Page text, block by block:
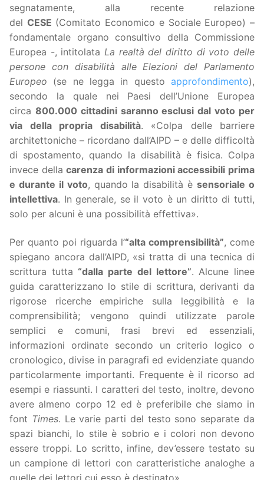
segnatamente, alla recente relazione
del CESE (Comitato Economico e Sociale Europeo) –
fondamentale organo consultivo della Commissione
Europea -, intitolata La realtà del diritto di voto delle
persone con disabilità alle Elezioni del Parlamento
Europeo (se ne legga in questo approfondimento),
secondo la quale nei Paesi dell’Unione Europea
circa 800.000 cittadini saranno esclusi dal voto per
via della propria disabilità. «Colpa delle barriere
architettoniche – ricordano dall’AIPD – e delle difficoltà
di spostamento, quando la disabilità è fisica. Colpa
invece dellacarenza di informazioni accessibili prima
e durante il voto, quando la disabilità èsensoriale o
intellettiva. In generale, se il voto è un diritto di tutti,
solo per alcuni è una possibilità effettiva».
Per quanto poi riguarda l’“alta comprensibilità”, come
spiegano ancora dall’AIPD, «si tratta di una tecnica di
scrittura tutta “dalla parte del lettore”. Alcune linee
guida caratterizzano lo stile di scrittura, derivanti da
rigorose ricerche empiriche sulla leggibilità e la
comprensibilità; vengono quindi utilizzate parole
semplici e comuni, frasi brevi ed essenziali,
informazioni ordinate secondo un criterio logico o
cronologico, divise in paragrafi ed evidenziate quando
particolarmente importanti. Frequente è il ricorso ad
esempi e riassunti. I caratteri del testo, inoltre, devono
avere almeno corpo 12 ed è preferibile che siamo in
font Times. Le varie parti del testo sono separate da
spazi bianchi, lo stile è sobrio e i colori non devono
essere troppi. Lo scritto, infine, dev’essere testato su
un campione di lettori con caratteristiche analoghe a
quelle dei lettori cui esso è destinato».